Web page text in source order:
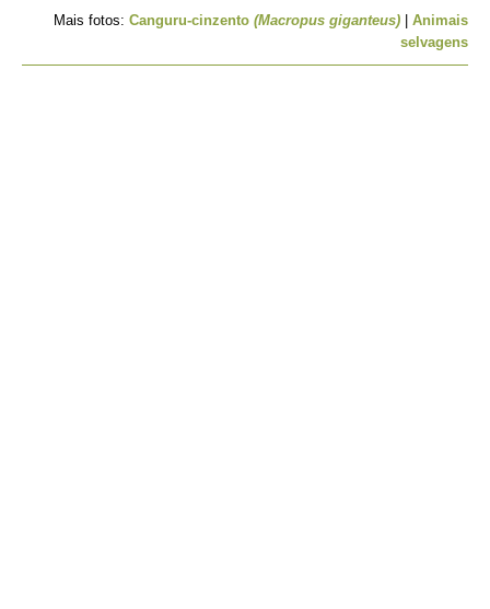
Mais fotos: Canguru-cinzento (Macropus giganteus)
Animais
selvagens